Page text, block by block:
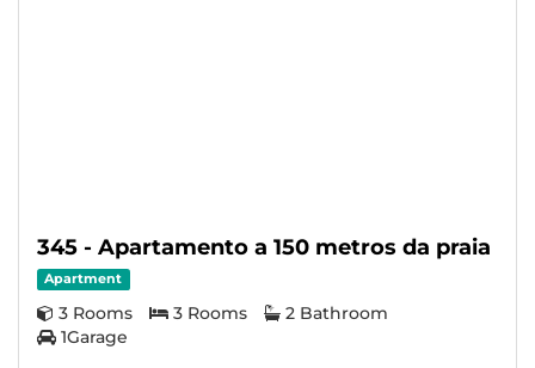
345 - Apartamento a 150 metros da praia
Apartment
3 Rooms 3 Rooms
2 Bathroom
1Garage